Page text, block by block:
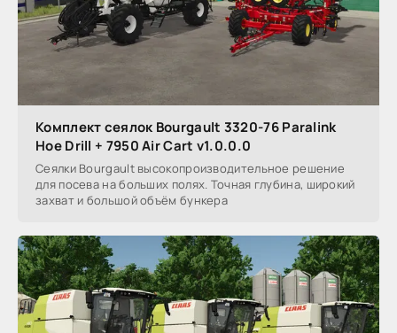
Комплект сеялок Bourgault 3320-76 Paralink
Hoe Drill + 7950 Air Cart v1.0.0.0
Сеялки Bourgault высокопроизводительное решение
для посева на больших полях. Точная глубина, широкий
захват и большой объём бункера